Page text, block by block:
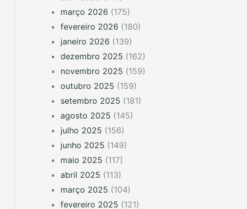
março 2026 (175)
fevereiro 2026 (180)
janeiro 2026 (139)
dezembro 2025 (162)
novembro 2025 (159)
outubro 2025 (159)
setembro 2025 (181)
agosto 2025 (145)
julho 2025 (156)
junho 2025 (149)
maio 2025 (117)
abril 2025 (113)
março 2025 (104)
fevereiro 2025 (121)